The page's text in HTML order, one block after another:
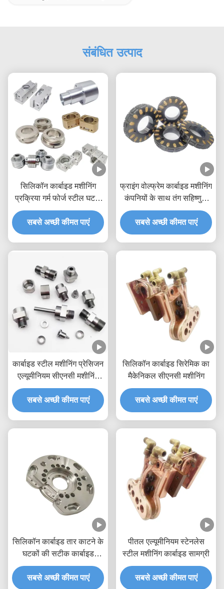
संबंधित उत्पाद
सिलिकॉन कार्बाइड मशीनिंग
प्रक्रिया गर्म फोर्ज स्टील घटक
पीपीएपी
सबसे अच्छी कीमत पाएं
फ्राइंग वोल्फ्रेम कार्बाइड मशीनिंग
कंपनियों के साथ तंग सहिष्णुता
पीतल एल्यूमीनियम
सबसे अच्छी कीमत पाएं
कार्बाइड स्टील मशीनिंग प्रेसिजन
एल्यूमीनियम सीएनसी मशीनिंग
सेवा
सबसे अच्छी कीमत पाएं
सिलिकॉन कार्बाइड सिरेमिक का
मैकेनिकल सीएनसी मशीनिंग
सबसे अच्छी कीमत पाएं
सिलिकॉन कार्बाइड तार काटने के
घटकों की सटीक कार्बाइड
मशीनिंग प्रक्रियाएं
सबसे अच्छी कीमत पाएं
पीतल एल्यूमीनियम स्टेनलेस
स्टील मशीनिंग कार्बाइड सामग्री
सबसे अच्छी कीमत पाएं